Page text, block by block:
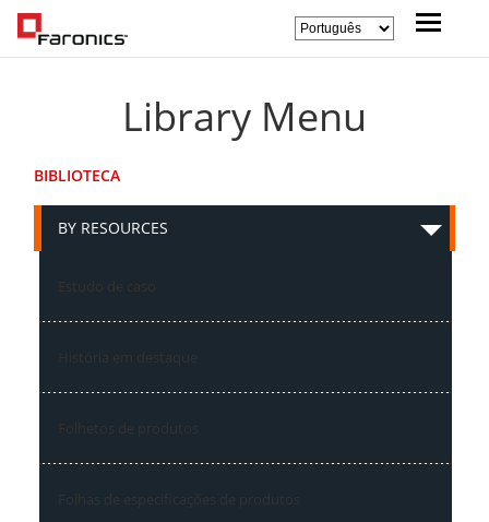
Library Menu
BIBLIOTECA
BY RESOURCES
Estudo de caso
História em destaque
Folhas de especificações de produtos